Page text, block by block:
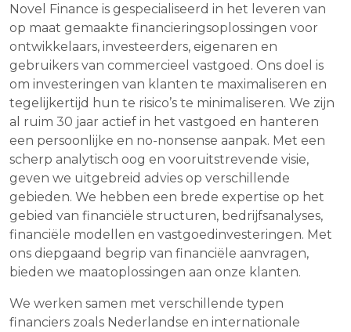
Novel Finance is gespecialiseerd in het leveren van
op maat gemaakte financieringsoplossingen voor
ontwikkelaars, investeerders, eigenaren en
gebruikers van commercieel vastgoed. Ons doel is
om investeringen van klanten te maximaliseren en
tegelijkertijd hun te risico’s te minimaliseren. We zijn
al ruim 30 jaar actief in het vastgoed en hanteren
een persoonlijke en no-nonsense aanpak. Met een
scherp analytisch oog en vooruitstrevende visie,
geven we uitgebreid advies op verschillende
gebieden. We hebben een brede expertise op het
gebied van financiële structuren, bedrijfsanalyses,
financiële modellen en vastgoedinvesteringen. Met
ons diepgaand begrip van financiële aanvragen,
bieden we maatoplossingen aan onze klanten.
We werken samen met verschillende typen
financiers zoals Nederlandse en internationale